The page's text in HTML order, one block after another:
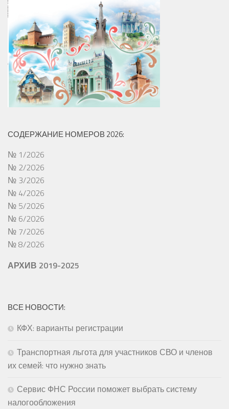
СОДЕРЖАНИЕ НОМЕРОВ 2026:
№ 1/2026
№ 2/2026
№ 3/2026
№ 4/2026
№ 5/2026
№ 6/2026
№ 7/2026
№ 8/2026
АРХИВ 2019-2025
ВСЕ НОВОСТИ:
КФХ: варианты регистрации
Транспортная льгота для участников СВО и членов
их семей: что нужно знать
Сервис ФНС России поможет выбрать систему
налогообложения